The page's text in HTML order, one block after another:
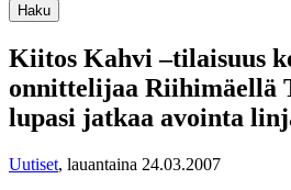
Haku
Kiitos Kahvi –tilaisuus
onnittelijaa Riihimäellä
lupasi jatkaa avointa
Uutiset, lauantaina 24.03.2007